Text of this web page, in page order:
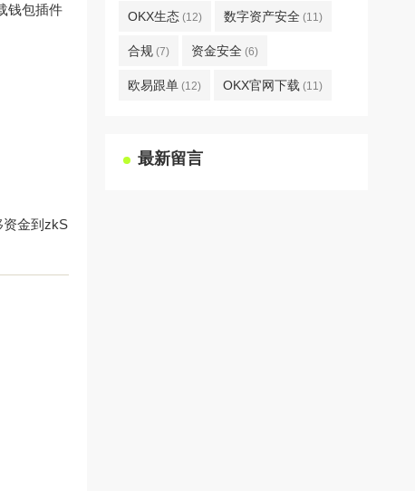
钱包插件
资金到zkS
OKX生态 (12) 数字资产安全 (11)
合规 (7) 资金安全 (6)
欧易跟单 (12) OKX官网下载 (11)
最新留言